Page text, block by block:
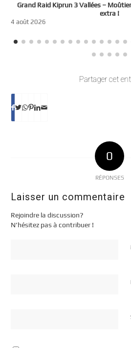
Grand Raid Kiprun 3 Vallées –
extra !
4 août 2026
Partager cet
0
RÉPONSES
Laisser un commentaire
Rejoindre la discussion?
N’hésitez pas à contribuer !